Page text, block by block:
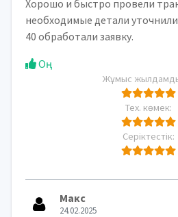
Хорошо и быстро провели
необходимые детали
40 обработали заявку.
Оң
Жұмыс
Тех. көмек:
Серіктестік:
Макс
24.02.2025